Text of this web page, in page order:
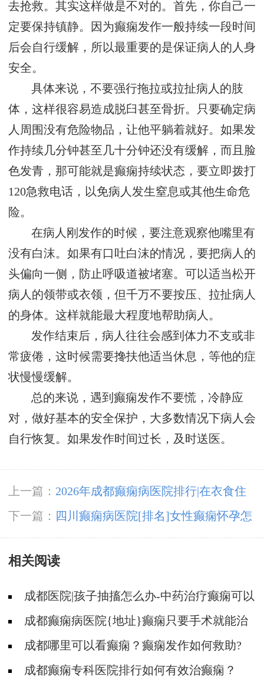
去抢救。其实这样做是不对的。首先，你自己一
定要保持镇静。因为癫痫发作一般持续一段时间
后会自行缓解，所以最重要的是保证病人的人身
安全。
具体来说，不要强行拖拉或拉扯病人的肢
体，这样很容易造成脱臼甚至骨折。只要确定病
人周围没有危险物品，让他平躺着就好。如果发
作持续几分钟甚至几十分钟还没有缓解，而且脸
色发青，那可能就是癫痫持续状态，要立即拨打
120急救电话，以免病人发生窒息或其他生命危
险。
在病人刚发作的时候，要注意观察他嘴里有
没有白沫。如果有口吐白沫的情况，要把病人的
头偏向一侧，防止呼吸道被堵塞。可以适当松开
病人的领带或衣领，但千万不要按压、拉扯病人
的身体。这样就能最大程度地帮助病人。
发作结束后，病人往往会感到体力不支或非
常疲倦，这时候需要搀扶他适当休息，等他的症
状慢慢缓解。
总的来说，遇到癫痫发作不要慌，冷静应
对，做好基本的安全保护，大多数情况下病人会
自行恢复。如果发作时间过长，及时送医。
上一篇： 2026年成都癫痫病医院排行|在衣食住
行四个方面癫痫病人都需要注意什么？
下一篇：
四川癫痫病医院[排名]女性癫痫怀孕怎
么办?
相关阅读
成都医院|孩子抽搐怎么办-中药治疗癫痫可以
治好吗?
成都癫痫病医院{地址}癫痫只要手术就能治
好吗?成都哪里可以看癫痫？癫痫发作如何救助?
成都癫痫专科医院排行如何有效治癫痫？